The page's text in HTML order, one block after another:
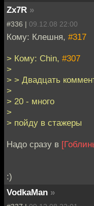
Zx7R »
#336 | 09.12.08 22:00
Кому: Клешня, #317
> Кому: Chin, #307
>
> > Двадцать
>
> 20 - много
>
> пойду в стажеры
Надо сразу в
:)
VodkaMan »